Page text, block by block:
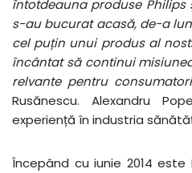
întotdeauna produse
s-au bucurat acasă, de-a
cel puțin unui produs al
încântat să continui
relvante pentru
Rusănescu. Alexandru
experiență în industria
Începând cu iunie 2014 este